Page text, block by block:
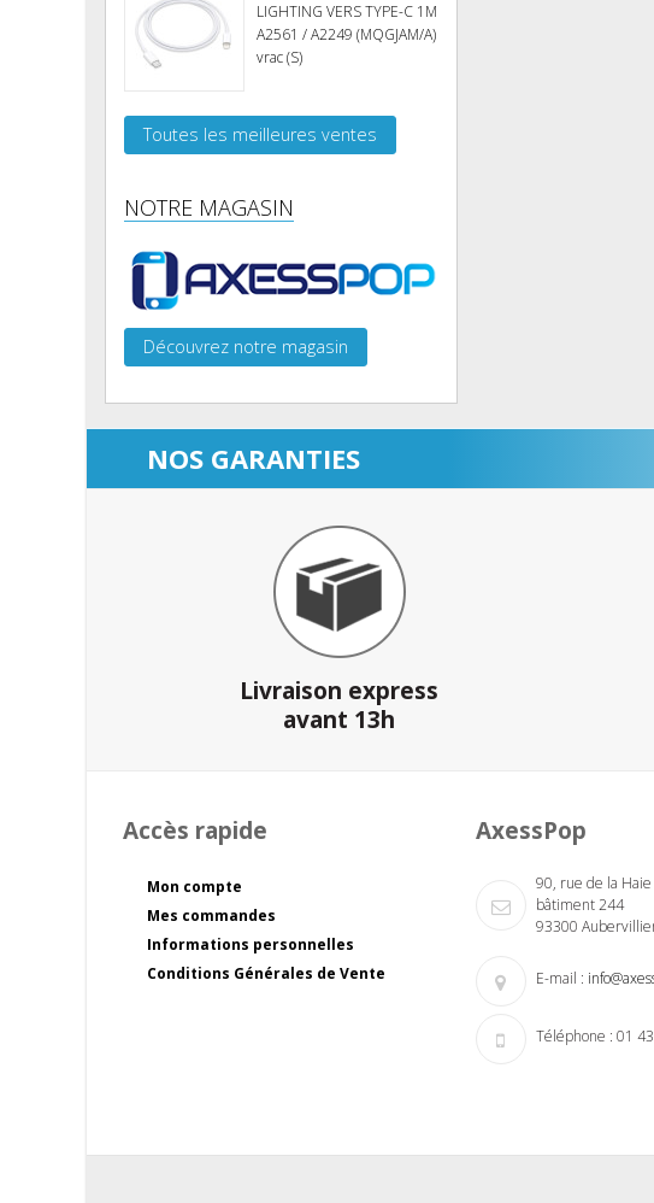
LIGHTING VERS TYPE-C 1M
A2561 / A2249 (MQGJAM/A)
vrac (S)
Toutes les meilleures ventes
NOTRE MAGASIN
Découvrez notre magasin
NOS GARANTIES
Livraison express
avant 13h
Accès rapide
Mon compte
Mes commandes
Informations personnelles
Conditions Générales de Vente
AxessPop
90, rue de la Haie
bâtiment 244
93300
E-mail :
Téléphone : 01